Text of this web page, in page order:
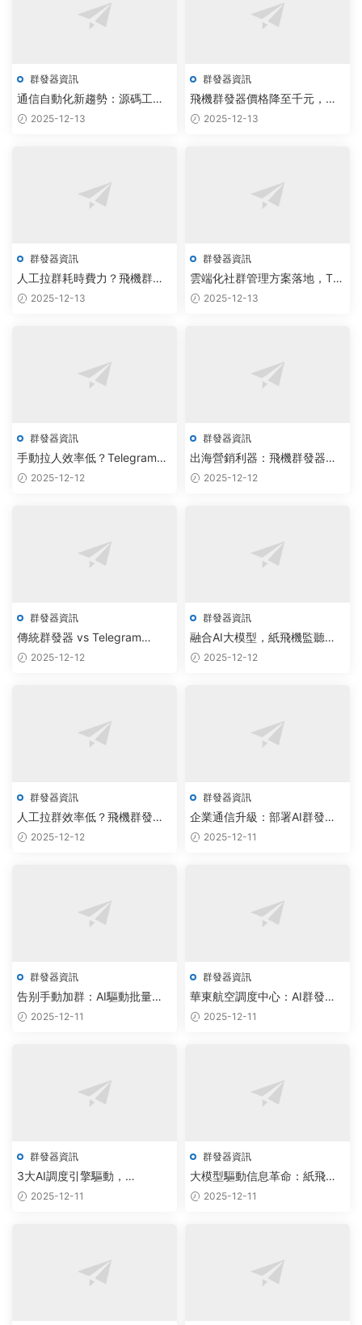
群發器資訊
通信自動化新趨勢：源碼工作
室以AIGC驅動飛機群發器與采
2025-12-13
群發器資訊
飛機群發器價格降至千元，智
能調度系統助力企業私信觸達
2025-12-13
群發器資訊
人工拉群耗時費力？飛機群發
器智能腳本免費下載，開啓自
2025-12-13
群發器資訊
雲端化社群管理方案落地，TG
拉人軟件工作機永久版實現智
2025-12-13
群發器資訊
手動拉人效率低？Telegram協
議機器人實現AI智能調度與批
2025-12-12
群發器資訊
出海營銷利器：飛機群發器與
TG批量私信工具如何借助AI大
2025-12-12
群發器資訊
傳統群發器 vs Telegram
API：AI大模型驅動智能通訊效
2025-12-12
群發器資訊
融合AI大模型，紙飛機監聽系
統實現雲端通信安全效率雙提
2025-12-12
群發器資訊
人工拉群效率低？飛機群發器
以AI智能調度重塑社群管理新
2025-12-12
群發器資訊
企業通信升級：部署AI群發系
統，實現客戶觸達效率翻倍
2025-12-11
群發器資訊
告别手動加群：AI驅動批量采
集助手實現智能調度與雲原生
2025-12-11
群發器資訊
華東航空調度中心：AI群發監
聽軟件實現全流程自動化協同
2025-12-11
群發器資訊
3大AI調度引擎驅動，
Telegram群發機器人免費版如
2025-12-11
群發器資訊
大模型驅動信息革命：紙飛機
協議系統工作室發布AI群發器
2025-12-11